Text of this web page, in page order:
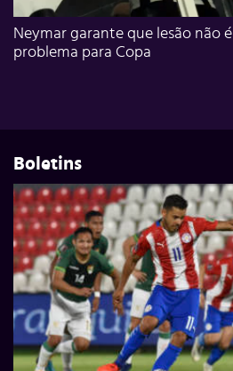
Neymar garante que lesão não é
problema para Copa
Boletins